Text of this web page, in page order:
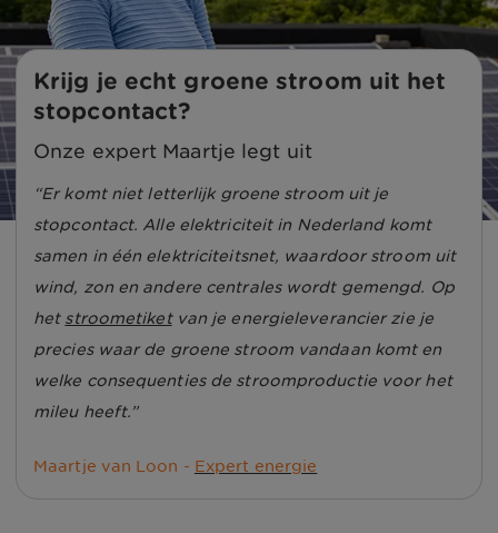
Krijg je echt groene stroom uit het
stopcontact?
Onze expert Maartje legt uit
Er komt niet letterlijk groene stroom uit je
stopcontact. Alle elektriciteit in Nederland komt
samen in één elektriciteitsnet, waardoor stroom uit
wind, zon en andere centrales wordt gemengd. Op
het stroometiketvan je energieleverancier zie je
precies waar de groene stroom vandaan komt en
welke consequenties de stroomproductie voor het
mileu heeft.
Maartje van Loon - Expert energie